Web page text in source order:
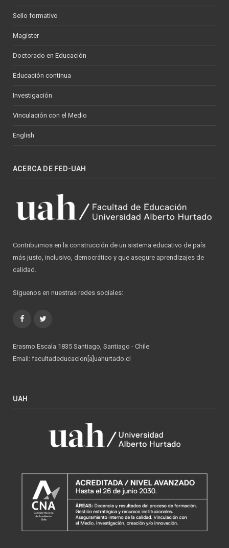
Sello formativo
Magíster
Doctorado en Educación
Educación continua
Investigación
Vinculación con el Medio
English
ACERCA DE FED-UAH
Contribuimos en la construcción de un sistema educativo de país
más justo, inclusivo, democrático y que asegure aprendizajes de
calidad.
Síguenos en nuestras redes sociales:
Facebook
Erasmo Escala 1835 Santiago, Santiago - Chile
Email: facultadeducacion[a]uahurtado.cl
UAH